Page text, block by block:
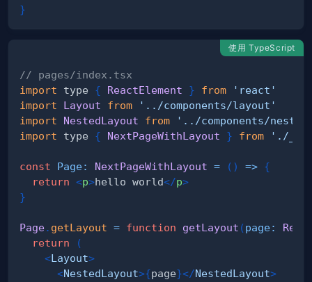
}
使用 TypeScript
// pages/index.tsx
import type { ReactElement } from
'react'
import
Layout from
'../components/layout'
import
NestedLayout from
'../components/
import type { NextPageWithLayout } from './
const Page: NextPageWithLayout = ( ) => {
return <p>hello world</p>
}
Page. getLayout = function getLayout (page:
return
(
<Layout>
<NestedLayout>{page}</NestedLayout>